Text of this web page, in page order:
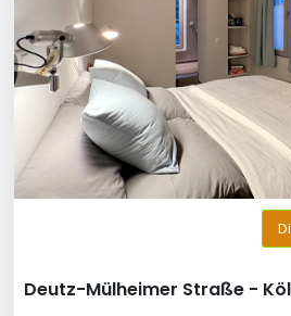
Deutz-Mülheimer Straße -